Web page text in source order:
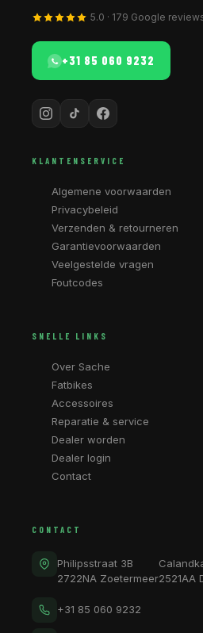
5.0 · 179 Google
+31 85 060 9232
KLANTENSERVICE
Algemene voorwaarden
Privacybeleid
Verzenden & retourneren
Garantievoorwaarden
Veelgestelde vragen
Foutcodes
SNELLE LINKS
Over Sache
Fatbikes
Accessoires
Reparatie & service
Dealer worden
Dealer login
Contact
CONTACT
Philipsstraat 3B
2722NA Zoetermeer2521AA
+31 85 060 9232